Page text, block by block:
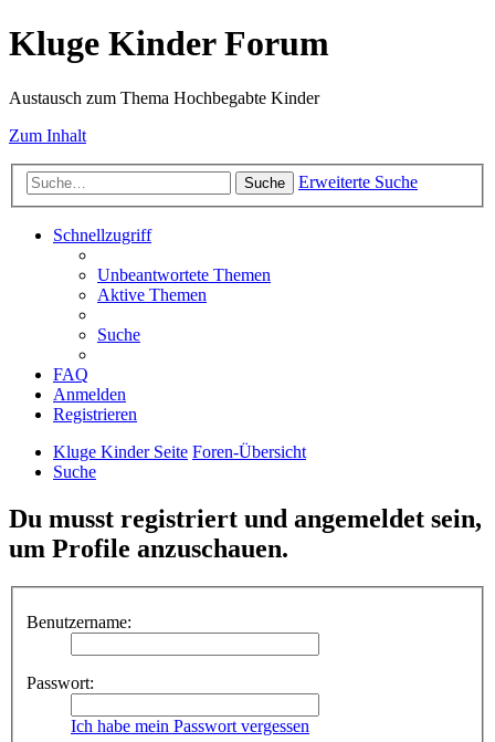
Kluge Kinder Forum
Austausch zum Thema Hochbegabte Kinder
Zum Inhalt
Suche Erweiterte Suche
Schnellzugriff
Unbeantwortete Themen
Aktive Themen
Suche
FAQ
Anmelden
Registrieren
Kluge Kinder Seite Foren-Übersicht
Suche
Du musst registriert und angemeldet sein,
um Profile anzuschauen.
Benutzername:
Passwort:
Ich habe mein Passwort vergessen